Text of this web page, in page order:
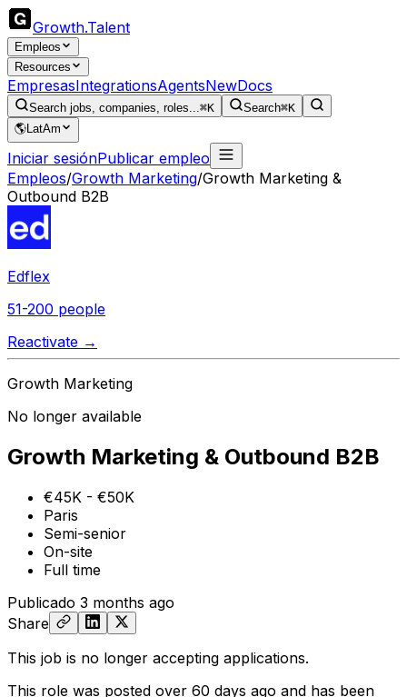
Growth.Talent
Empleos
Resources
EmpresasIntegrationsAgentsNewDocs
Search jobs, companies, roles...⌘K Search⌘K
🌎LatAm
Iniciar sesiónPublicar empleo
Empleos/Growth Marketing/Growth Marketing &
Outbound B2B
Edflex
51-200 people
Reactivate →
Growth Marketing
No longer available
Growth Marketing & Outbound B2B
€45K - €50K
Paris
Semi-senior
On-site
Full time
Publicado 3 months ago
Share
This job is no longer accepting applications.
This role was posted over 60 days ago and has been